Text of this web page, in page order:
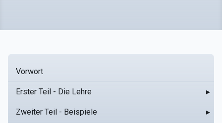
Vorwort
Erster Teil - Die Lehre ▸
Zweiter Teil - Beispiele ▸